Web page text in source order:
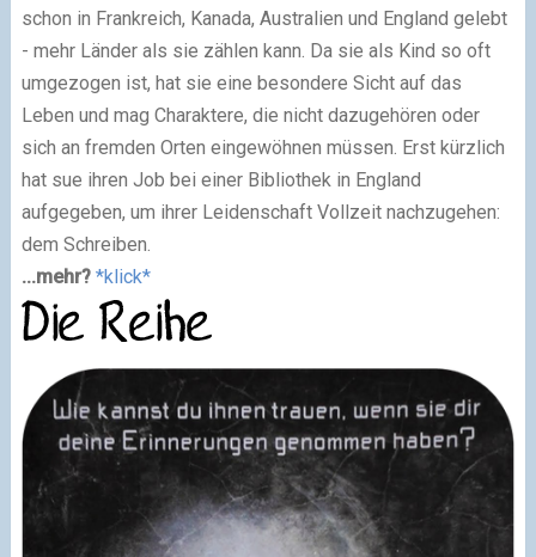
schon in Frankreich, Kanada, Australien und England gelebt
- mehr Länder als sie zählen kann. Da sie als Kind so oft
umgezogen ist, hat sie eine besondere Sicht auf das
Leben und mag Charaktere, die nicht dazugehören oder
sich an fremden Orten eingewöhnen müssen. Erst kürzlich
hat sue ihren Job bei einer Bibliothek in England
aufgegeben, um ihrer Leidenschaft Vollzeit nachzugehen:
dem Schreiben.
...mehr? *klick*